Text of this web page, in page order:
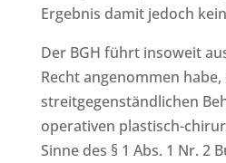
Ergebnis damit jedoch
Der BGH führt insoweit
Recht angenommen
streitgegenständlichen
operativen plastisch-
Sinne des § 1 Abs. 1 Nr. 2